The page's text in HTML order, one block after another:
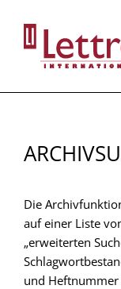
Inhalt
Die
auf einer Liste
„erweiterten
und Heftnummer